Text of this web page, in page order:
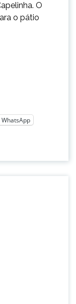
O
o pátio
WhatsApp